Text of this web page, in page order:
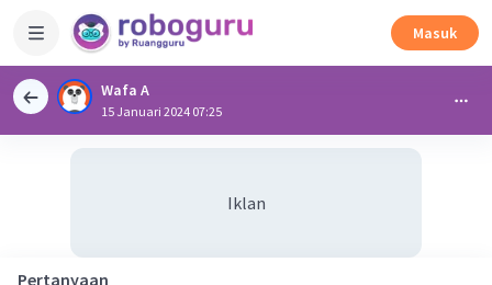
Masuk
Wafa A
15 Januari 2024 07:25
Iklan
Pertanyaan